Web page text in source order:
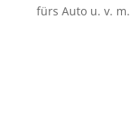
fürs Auto u. v. m.